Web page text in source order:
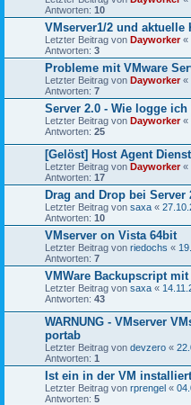
Antworten: 10
VMserver1/2 und aktuelle
Letzter Beitrag von Dayworker«
Antworten: 3
Probleme mit VMware
Letzter Beitrag von Dayworker«
Antworten: 7
Server 2.0 - Wie logge
Letzter Beitrag von Dayworker«
Antworten: 25
[Gelöst] Host Agent
Letzter Beitrag von Dayworker«
Antworten: 17
Drag and Drop bei Server
Letzter Beitrag von saxa «
Antworten: 10
VMserver on Vista 64bit
Letzter Beitrag von riedochs «
Antworten: 7
VMWare Backupscript
Letzter Beitrag von saxa «
Antworten: 43
WARNUNG - VMserver
portab
Letzter Beitrag von devzero «
Antworten: 1
Ist ein in der VM
Letzter Beitrag von rprengel «
Antworten: 5